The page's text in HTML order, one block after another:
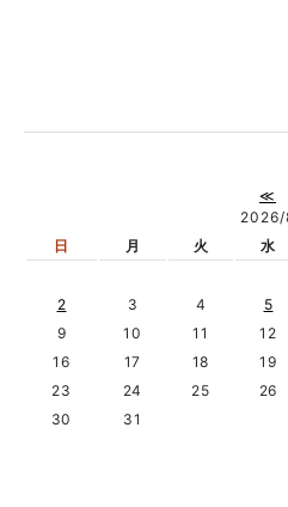
≪
日
月 火 水
2
3 4 5
9
10 11 12
16
17 18 19
23
24 25 26
30
31